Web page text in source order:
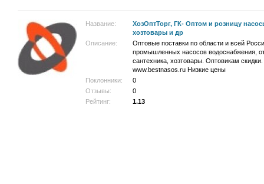
Название:
ХозОптТорг, ГК- Оптом и розницу
хозтовары и др
Описание:
Оптовые поставки по области и всей
промышленных насосов водоснабжения,
сантехника, хозтовары. Оптовикам
www.bestnasos.ru Низкие цены
Поклонники:
0
Отзывы:
0
Рейтинг:
1.13